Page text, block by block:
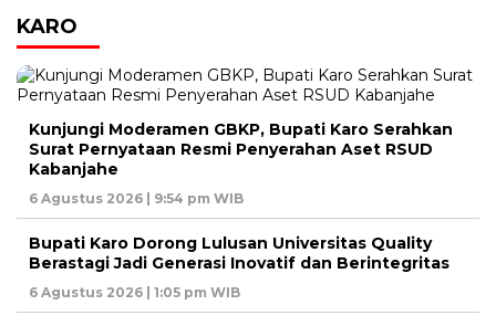
KARO
Kunjungi Moderamen GBKP, Bupati Karo Serahkan
Surat Pernyataan Resmi Penyerahan Aset RSUD
Kabanjahe
6 Agustus 2026 | 9:54 pm WIB
Bupati Karo Dorong Lulusan Universitas Quality
Berastagi Jadi Generasi Inovatif dan Berintegritas
6 Agustus 2026 | 1:05 pm WIB